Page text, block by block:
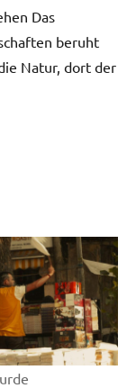
Das
beruht
Natur, dort der